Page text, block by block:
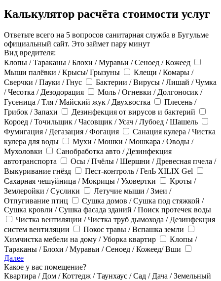
Калькулятор расчёта стоимости услуг
Ответьте всего на 5 вопросов санитарная служба в Бугульме
официальный сайт. Это займет пару минут
Вид вредителя:
Клопы / Тараканы / Блохи / Муравьи / Сеноед / Кожеед
Мыши палёвки / Крысы/ Грызуны
Клещи / Комары /
Сверчки / Пауки / Гнус
Бактерии / Вирусы / Лишай / Чумка
/ Чесотка / Дезодорация
Моль / Огневки / Долгоносик /
Гусеница / Тля / Майский жук / Двухвостка
Плесень /
Грибок / Запахи
Дезинфекция от вирусов и бактерий
Короед / Точильщик / Часовщик / Усач / Лубоед / Шашель
Фумигация / Дегазация / Фогация
Санация кулера / Чистка
кулера для воды
Мухи / Мошки / Мошкара / Оводы /
Мухоловки
Санобработка авто / Дезинфекция
автотранспорта
Осы / Пчёлы / Шершни / Древесная пчела /
Выкуривание гнёзд
Пест-контроль / ГелЬ XILIX Gel
Сахарная чешуйница / Мокрицы / Уховертки
Кроты /
Землеройки / Суслики
Летучие мыши / Змеи /
Отпугивание птиц
Сушка домов / Сушка под стяжкой /
Сушка кровли / Сушка фасада зданий / Поиск протечек воды
Чистка вентиляции / Чистка труб дымохода / Дезинфекция
систем вентиляции
Покос травы / Вспашка земли
Химчистка мебели на дому / Уборка квартир
Клопы /
Тараканы / Блохи / Муравьи / Сеноед / Кожеед/ Вши
Далее
Какое у вас помещение?
Квартира / Дом / Коттедж / Таунхаус / Сад / Дача / Земельный